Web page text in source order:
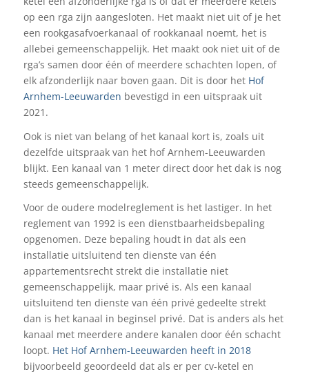
op een rga zijn aangesloten. Het maakt niet uit of je het
een rookgasafvoerkanaal of rookkanaal noemt, het is
allebei gemeenschappelijk. Het maakt ook niet uit of de
rga’s samen door één of meerdere schachten lopen, of
elk afzonderlijk naar boven gaan. Dit is door het Hof
Arnhem-Leeuwarden bevestigd in een uitspraak uit
2021.
Ook is niet van belang of het kanaal kort is, zoals uit
dezelfde uitspraak van het hof Arnhem-Leeuwarden
blijkt. Een kanaal van 1 meter direct door het dak is nog
steeds gemeenschappelijk.
Voor de oudere modelreglement is het lastiger. In het
reglement van 1992 is een dienstbaarheidsbepaling
opgenomen. Deze bepaling houdt in dat als een
installatie uitsluitend ten dienste van één
appartementsrecht strekt die installatie niet
gemeenschappelijk, maar privé is. Als een kanaal
uitsluitend ten dienste van één privé gedeelte strekt
dan is het kanaal in beginsel privé. Dat is anders als het
kanaal met meerdere andere kanalen door één schacht
loopt. Het Hof Arnhem-Leeuwarden heeft in 2018
bijvoorbeeld geoordeeld dat als er per cv-ketel en